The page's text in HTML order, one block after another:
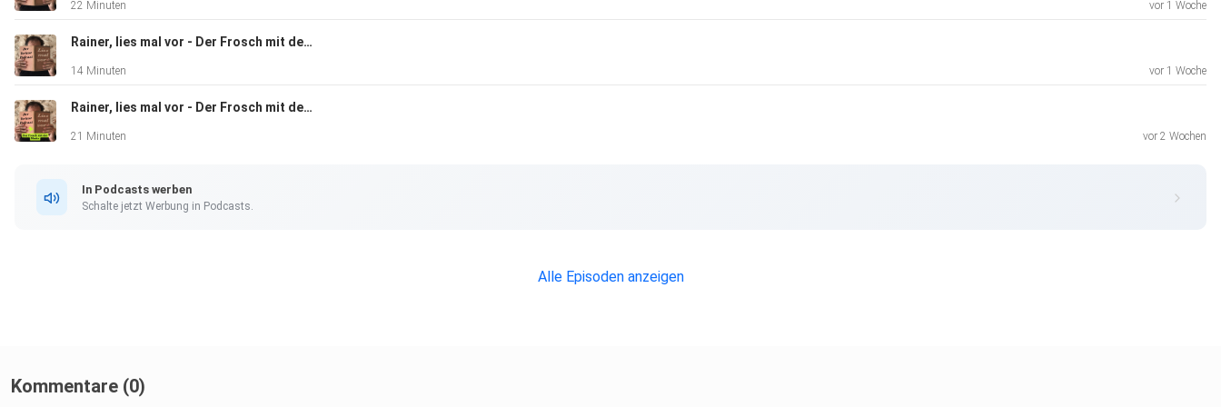
22 Minuten vor 1 Woche
Rainer, lies mal vor - Der Frosch mit der Maske - Kapitel 19
14 Minuten vor 1 Woche
Rainer, lies mal vor - Der Frosch mit der Maske - Kapitel 18
21 Minuten vor 2 Wochen
In Podcasts werben
Schalte jetzt Werbung in Podcasts.
Alle Episoden anzeigen
Kommentare (0)